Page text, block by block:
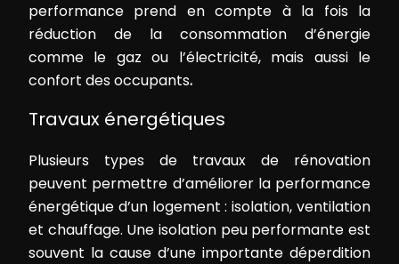
performance prend en compte à la fois la
réduction de la consommation d’énergie
comme le gaz ou l’électricité, mais aussi le
confort des occupants.
Travaux énergétiques
Plusieurs types de travaux de rénovation
peuvent permettre d’améliorer la performance
énergétique d’un logement : isolation, ventilation
et chauffage. Une isolation peu performante est
souvent la cause d’une importante déperdition